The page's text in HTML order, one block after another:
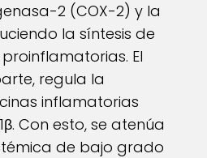
2 (COX-2) y la
la síntesis de
El
regula la
inflamatorias
Con esto, se atenúa
de bajo grado